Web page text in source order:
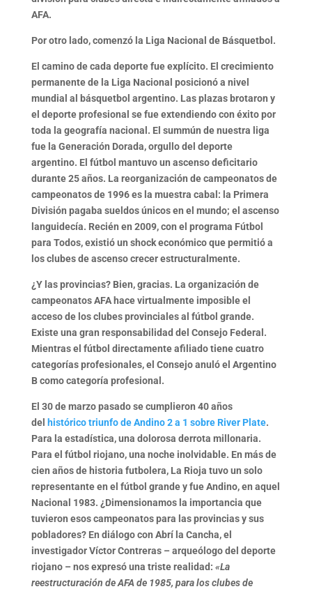
AFA.
Por otro lado,comenzó la Liga Nacional de Básquetbol.
El camino de cada deporte fue explícito. El crecimiento
permanente de la Liga Nacional posicionó a nivel
mundial al básquetbol argentino. Las plazas brotaron y
el deporte profesional se fue extendiendo con éxito por
toda la geografía nacional. El summún de nuestra liga
fue la Generación Dorada, orgullo del deporte
argentino. El fútbol mantuvo un ascenso deficitario
durante 25 años. La reorganización de campeonatos de
campeonatos de 1996 es la muestra cabal: la Primera
División pagaba sueldos únicos en el mundo; el ascenso
languidecía. Recién en 2009, con el programa Fútbol
para Todos, existió un shock económico que permitió a
los clubes de ascenso crecer estructuralmente.
¿Y las provincias? Bien, gracias. La organización de
campeonatos AFA hace virtualmente imposible el
acceso de los clubes provinciales al fútbol grande.
Existe una gran responsabilidad del Consejo Federal.
Mientras el fútbol directamente afiliado tiene cuatro
categorías profesionales, el Consejo anuló el Argentino
B como categoría profesional.
El 30 de marzo pasado se cumplieron 40 años
del histórico triunfo de Andino 2 a 1 sobre River Plate.
Para la estadística, una dolorosa derrota millonaria.
Para el fútbol riojano,una noche inolvidable. En más de
cien años de historia futbolera, La Rioja tuvo un solo
representante en el fútbol grande y fue Andino, en aquel
Nacional 1983. ¿Dimensionamos la importancia que
tuvieron esos campeonatos para las provincias y sus
pobladores?En diálogo con Abrí la Cancha, el
investigador Víctor Contreras – arqueólogo del deporte
riojano – nos expresó una triste realidad : «La
reestructuración de AFA de 1985, para los clubes de